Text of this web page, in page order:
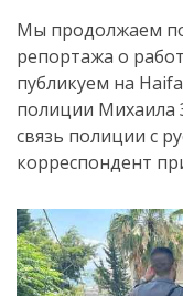
Мы продолжаем
репортажа о
публикуем на
полиции Михаила
связь полиции с
корреспондент